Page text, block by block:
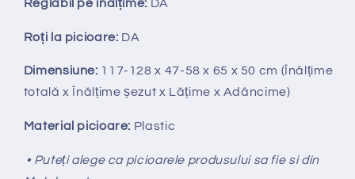
Reglabil peînal țime: DA
Roți la picioare: DA
Dimensiune: 117-128x 47-58 x 65 x 50 cm (Înălțime
totală x Înălțimeșezut x Lățime x Adâncime)
Material picioare: Plastic
• Puteți alege ca picioarele produsului sa fie si din